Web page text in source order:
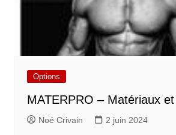
Options
MATERPRO – Matériaux
Noé Crivain 2 juin 2024